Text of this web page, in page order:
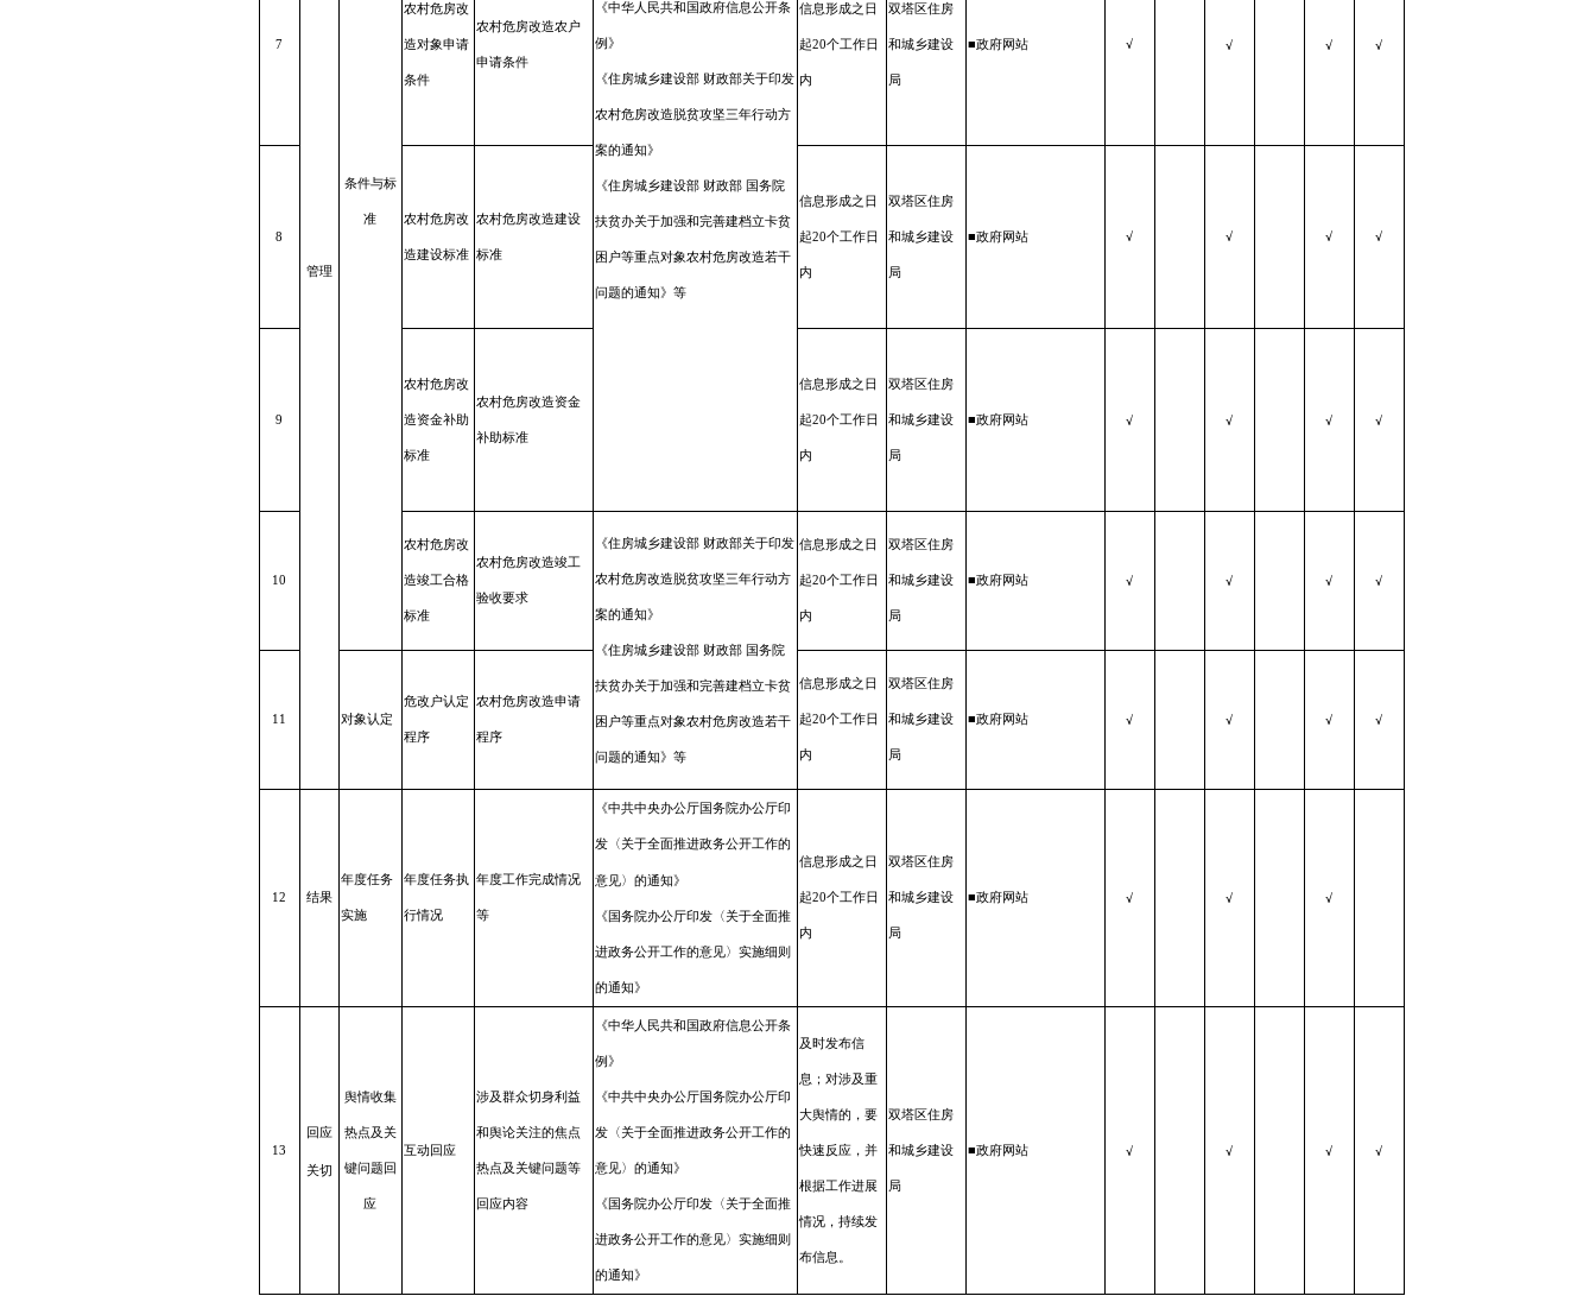
管理
条件与标
准
《中华人民共和国政府信息公开条
例》
《住房城乡建设部 财政部关于印发
农村危房改造脱贫攻坚三年行动方
案的通知》
《住房城乡建设部 财政部 国务院
扶贫办关于加强和完善建档立卡贫
困户等重点对象农村危房改造若干
问题的通知》等
7
农村危房改
造对象申请
条件
农村危房改造农户
申请条件
信息形成之 日
起20个工作日
内
双塔区住房
和城乡建设
局
■政府网站 √ √ √ √
8
农村危房改
造建设标准
农村危房改造建设
标准
信息形成之 日
起20个工作日
内
双塔区住房
和城乡建设
局
■政府网站 √ √ √ √
9
农村危房改
造资金补助
标准
农村危房改造资金
补助标准
信息形成之 日
起20个工作日
内
双塔区住房
和城乡建设
局
■政府网站 √ √ √ √
10
农村危房改
造竣工合格
标准
农村危房改造竣工
验收要求
《住房城乡建设部 财政部关于印发
农村危房改造脱贫攻坚三年行动方
案的通知》
《住房城乡建设部 财政部 国务院
扶贫办关于加强和完善建档立卡贫
困户等重点对象农村危房改造若干
问题的通知》等
信息形成之 日
起20个工作日
内
双塔区住房
和城乡建设
局
■政府网站 √ √ √ √
11 对象认定
危改 户认定
程序
农村危房改造申请
程序
信息形成之 日
起20个工作日
内
双塔区住房
和城乡建设
局
■政府网站 √ √ √ √
12 结果
年度任务
实施
年度任务执
行情况
年度工作完成情况
等
《中共中央办公厅国务院办公厅印
发〈关于全面推进政务公开工作的
意见〉的通知》
《国务院办公厅印发〈关于全面推
进政务公开工作的意见〉实施细则
的通知》
信息形成之 日
起20个工作日
内
双塔区住房
和城乡建设
局
■政府网站 √ √ √
13
回应
关切
舆情收集
热点及关
键问题回
应
互动回应
涉及群众切身利益
和舆论关注的焦点
热点及关键问题等
回应内容
《中华人民共和国政府信息公开条
例》
《中共中央办公厅国务院办公厅印
发〈关于全面推进政务公开工作的
意见〉的通知》
《国务院办公厅印发〈关于全面推
进政务公开工作的意见〉实施细则
的通知》
及时发布信
息；对涉及重
大舆情的，要
快速反应，并
根据工作进展
情况，持续发
布信息。
双塔区住房
和城乡建设
局
■政府网站 √ √ √ √